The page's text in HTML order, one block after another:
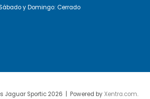
y Domingo: Cerrado
Jaguar Sportic 2026 | Powered byXentra.com.